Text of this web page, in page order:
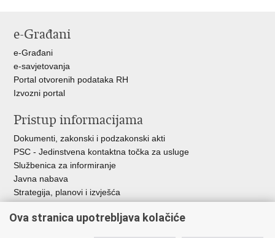
e-Građani
e-Građani
e-savjetovanja
Portal otvorenih podataka RH
Izvozni portal
Pristup informacijama
Dokumenti, zakonski i podzakonski akti
PSC - Jedinstvena kontaktna točka za usluge
Službenica za informiranje
Javna nabava
Strategija, planovi i izvješća
Ova stranica upotrebljava kolačiće